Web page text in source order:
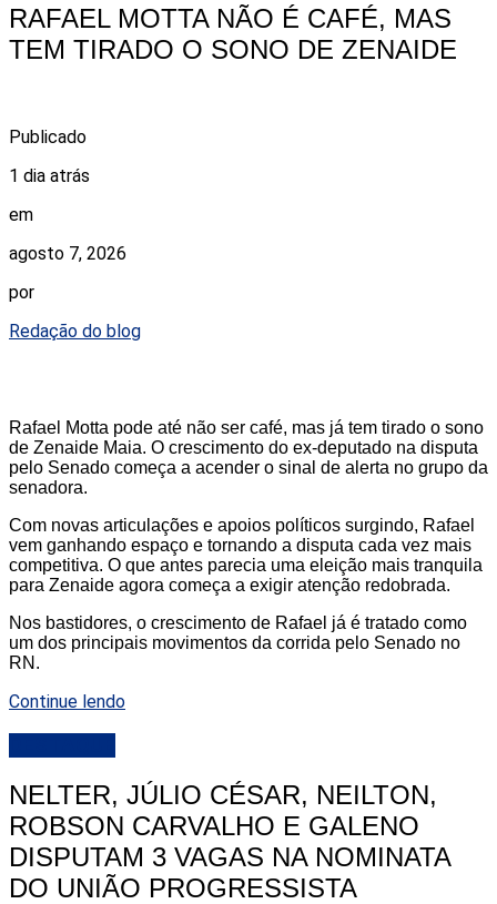
RAFAEL MOTTA NÃO É CAFÉ, MAS
TEM TIRADO O SONO DE ZENAIDE
Publicado
1 dia atrás
em
agosto 7, 2026
por
Redação do blog
Rafael Motta pode até não ser café, mas já tem tirado o sono
de Zenaide Maia. O crescimento do ex-deputado na disputa
pelo Senado começa a acender o sinal de alerta no grupo da
senadora.
Com novas articulações e apoios políticos surgindo, Rafael
vem ganhando espaço e tornando a disputa cada vez mais
competitiva. O que antes parecia uma eleição mais tranquila
para Zenaide agora começa a exigir atenção redobrada.
Nos bastidores, o crescimento de Rafael já é tratado como
um dos principais movimentos da corrida pelo Senado no
RN.
Continue lendo
NELTER, JÚLIO CÉSAR, NEILTON,
ROBSON CARVALHO E GALENO
DISPUTAM 3 VAGAS NA NOMINATA
DO UNIÃO PROGRESSISTA